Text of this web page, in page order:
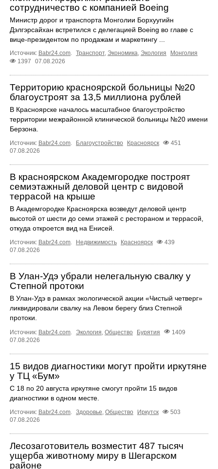
сотрудничество с компанией Boeing
Министр дорог и транспорта Монголии Борхуугийн
Дэлгэрсайхан встретился с делегацией Boeing во главе с
вице-президентом по продажам и маркетингу ...
Источник: Babr24.com. Транспорт, Экономика, Экология
Монголия
1397
07.08.2026
Территорию красноярской больницы №20
благоустроят за 13,5 миллиона рублей
В Красноярске началось масштабное благоустройство
территории межрайонной клинической больницы №20 имени
Берзона.
Источник: Babr24.com. Благоустройство Красноярск
451
07.08.2026
В красноярском Академгородке построят
семиэтажный деловой центр с видовой
террасой на крыше
В Академгородке Красноярска возведут деловой центр
высотой от шести до семи этажей с рестораном и террасой,
откуда откроется вид на Енисей.
Источник: Babr24.com. Недвижимость Красноярск
439
07.08.2026
В Улан-Удэ убрали нелегальную свалку у
Степной протоки
В Улан-Удэ в рамках экологической акции «Чистый четверг»
ликвидировали свалку на Левом берегу близ Степной
протоки.
Источник: Babr24.com Экология Общество Бурятия
1409
07.08.2026
15 видов диагностики могут пройти иркутяне
у ТЦ «Бум»
С 18 по 20 августа иркутяне смогут пройти 15 видов
диагностики в одном месте.
Источник: Babr24.com Здоровье Общество Иркутск
503
07.08.2026
Лесозаготовитель возместит 487 тысяч
ущерба животному миру в Шегарском
районе